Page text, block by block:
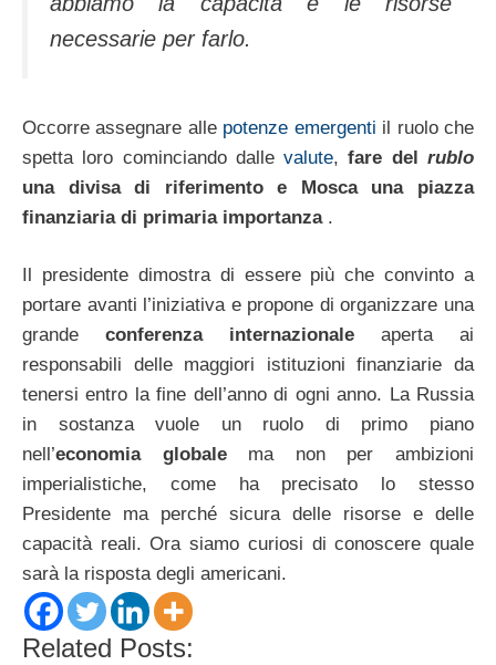
necessarie per farlo.
Occorre assegnare alle potenze emergenti il ruolo che
spetta loro cominciando dallevalute, fare delrublo
una divisa di riferimento e Mosca una piazza
finanziaria di primaria importanza .
Il presidente dimostra di essere più che convinto a
portare avanti l’iniziativa e propone di organizzare una
grande conferenza internazionale aperta ai
responsabili delle maggiori istituzioni finanziarie da
tenersi entro la fine dell’anno di ogni anno. La Russia
in sostanza vuole un ruolo di primo piano
nell’economia globalema non per ambizioni
imperialistiche, come ha precisato lo stesso
Presidente ma perché sicura delle risorse e delle
capacità reali. Ora siamo curiosi di conoscere quale
sarà la risposta degli americani.
Related Posts: